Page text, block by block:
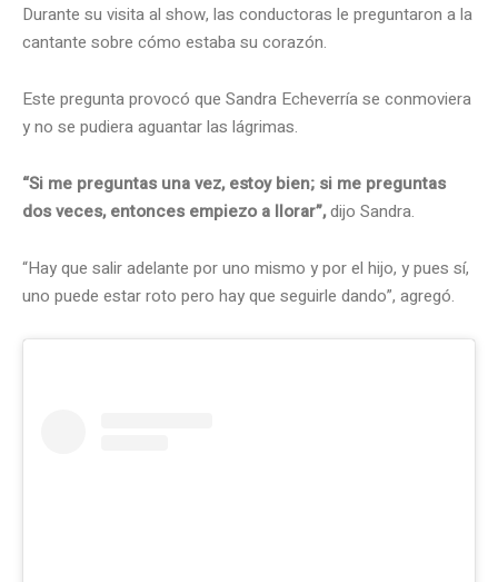
Durante su visita al show, las conductoras le preguntaron a la
cantante sobre cómo estaba su corazón.
Este pregunta provocó que Sandra Echeverría se conmoviera
y no se pudiera aguantar las lágrimas.
“Si me preguntas una vez, estoy bien; si me preguntas
dos veces, entonces empiezo a llorar”,dijo Sandra.
“Hay que salir adelante por uno mismo y por el hijo, y pues sí,
uno puede estar roto pero hay que seguirle dando”, agregó.